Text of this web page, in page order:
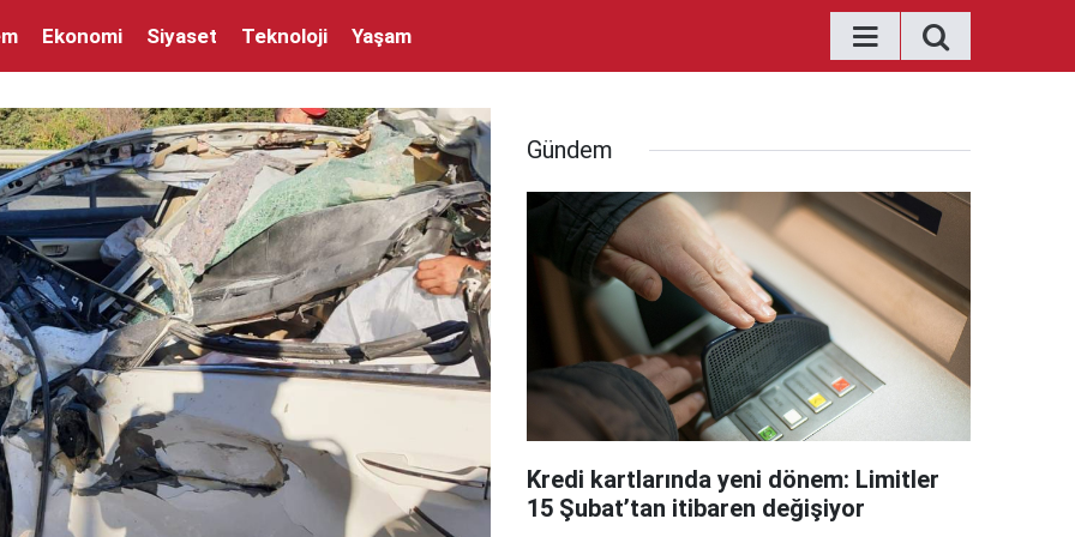
Ekonomi Siyaset Teknoloji Yaşam
Gündem
Kredi kartlarında yeni dönem: Limitler
15 Şubat’tan itibaren değişiyor